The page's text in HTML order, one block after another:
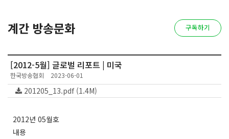
계간 방송문화 구독하기
[2012-5월] 글로벌 리포트 | 미국
한국방송협회 2023-06-01
201205_13.pdf (1.4M)
2012년 05월호
내용